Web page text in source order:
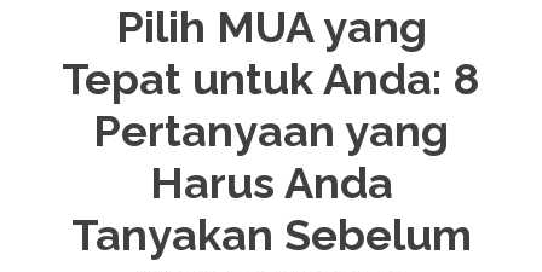
Pilih MUA yang
Tepat untuk Anda: 8
Pertanyaan yang
Harus Anda
Tanyakan Sebelum